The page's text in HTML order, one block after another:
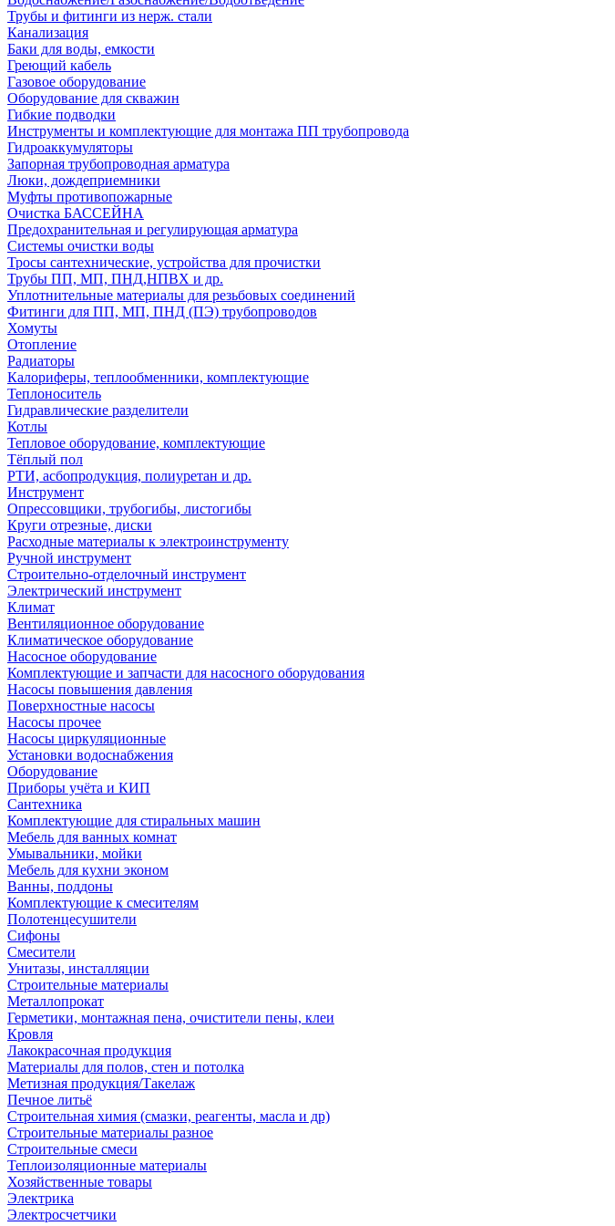
Трубы и фитинги из нерж. стали
Канализация
Баки для воды, емкости
Греющий кабель
Газовое оборудование
Оборудование для скважин
Гибкие подводки
Инструменты и комплектующие для монтажа ПП трубопровода
Гидроаккумуляторы
Запорная трубопроводная арматура
Люки, дождеприемники
Муфты противопожарные
Очистка БАССЕЙНА
Предохранительная и регулирующая арматура
Системы очистки воды
Тросы сантехнические, устройства для прочистки
Трубы ПП, МП, ПНД,НПВХ и др.
Уплотнительные материалы для резьбовых соединений
Фитинги для ПП, МП, ПНД (ПЭ) трубопроводов
Хомуты
Отопление
Радиаторы
Калориферы, теплообменники, комплектующие
Теплоноситель
Гидравлические разделители
Котлы
Тепловое оборудование, комплектующие
Тёплый пол
РТИ, асбопродукция, полиуретан и др.
Инструмент
Опрессовщики, трубогибы, листогибы
Круги отрезные, диски
Расходные материалы к электроинструменту
Ручной инструмент
Строительно-отделочный инструмент
Электрический инструмент
Климат
Вентиляционное оборудование
Климатическое оборудование
Насосное оборудование
Комплектующие и запчасти для насосного оборудования
Насосы повышения давления
Поверхностные насосы
Насосы прочее
Насосы циркуляционные
Установки водоснабжения
Оборудование
Приборы учёта и КИП
Сантехника
Комплектующие для стиральных машин
Мебель для ванных комнат
Умывальники, мойки
Мебель для кухни эконом
Ванны, поддоны
Комплектующие к смесителям
Полотенцесушители
Сифоны
Смесители
Унитазы, инсталляции
Строительные материалы
Металлопрокат
Герметики, монтажная пена, очистители пены, клеи
Кровля
Лакокрасочная продукция
Материалы для полов, стен и потолка
Метизная продукция/Такелаж
Печное литьё
Строительная химия (смазки, реагенты, масла и др)
Строительные материалы разное
Строительные смеси
Теплоизоляционные материалы
Хозяйственные товары
Электрика
Электросчетчики